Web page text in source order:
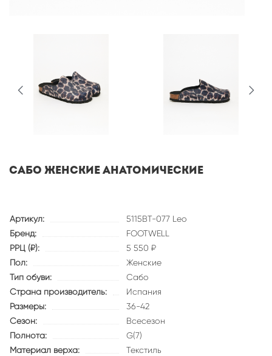
Сабо женские анатомические
Артикул:
5115BT-077 Leo
Бренд:
FOOTWELL
РРЦ (₽):
5 550 ₽
Пол:
Женские
Тип обуви:
Сабо
Страна производитель:
Испания
Размеры:
36-42
Сезон:
Всесезон
Полнота:
G(7)
Материал верха:
Текстиль